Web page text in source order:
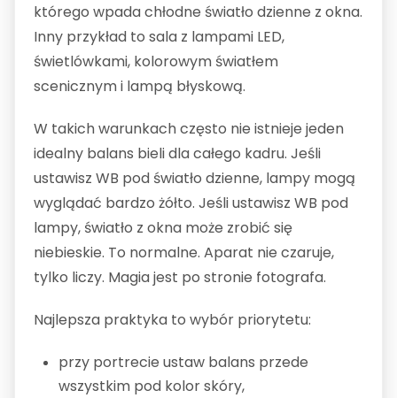
którego wpada chłodne światło dzienne z okna.
Inny przykład to sala z lampami LED,
świetlówkami, kolorowym światłem
scenicznym i lampą błyskową.
W takich warunkach często nie istnieje jeden
idealny balans bieli dla całego kadru. Jeśli
ustawisz WB pod światło dzienne, lampy mogą
wyglądać bardzo żółto. Jeśli ustawisz WB pod
lampy, światło z okna może zrobić się
niebieskie. To normalne. Aparat nie czaruje,
tylko liczy. Magia jest po stronie fotografa.
Najlepsza praktyka to wybór priorytetu:
przy portrecie ustaw balans przede
wszystkim pod kolor skóry,